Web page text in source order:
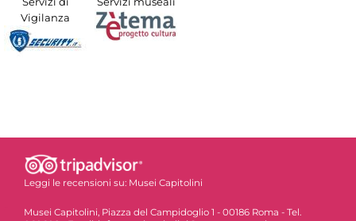
Vigilanza
Leggi le recensioni su: Musei Capitolini
Musei Capitolini, Piazza del Campidoglio 1 - 00186 Roma - Tel.